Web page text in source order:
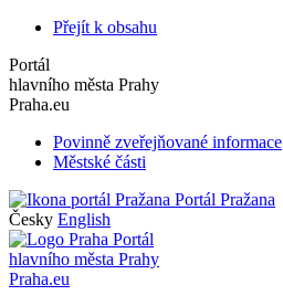
Přejít k obsahu
Portál
hlavního města Prahy
Praha.eu
Povinně zveřejňované informace
Městské části
Portál Pražana
Česky English
Portál
hlavního města Prahy
Praha.eu